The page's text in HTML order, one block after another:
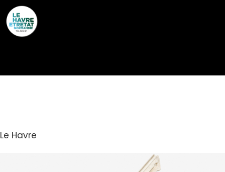
Le Havre
Cookies management panel